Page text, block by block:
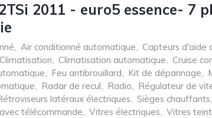
2011 - euro5 essence- 7
, Air conditionné automatique, Capteurs d'aide
Climatisation, Climatisation automatique, Cruise
, Feu antibrouillard, Kit de dépannage,
, Radar de recul, Radio, Régulateur de
latéraux électriques, Sièges chauffants,
télécommande, Vitres électriques, Vitres